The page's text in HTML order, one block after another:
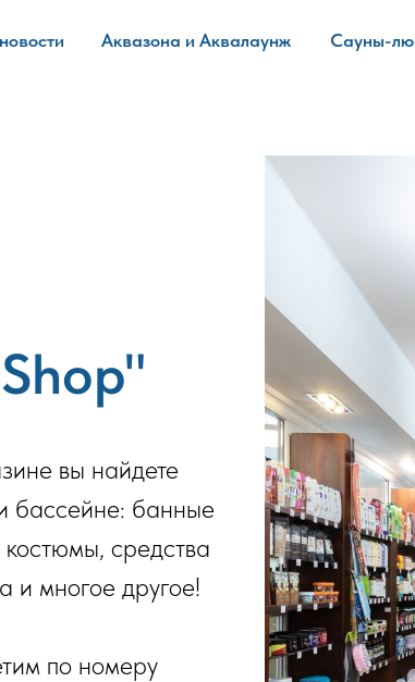
Водно-развлекательный клуб
Аквазона и Аквалаунж Сауны-
вы найдете
бассейне: банные
средства
и многое другое!
по номеру